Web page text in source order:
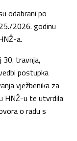
odabrani po
2026. godinu
a.
30. travnja,
postupka
vježbenika za
HNŽ-u te utvrdila
o radu s